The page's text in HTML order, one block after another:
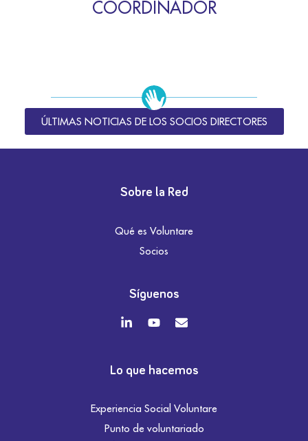
COORDINADOR
ÚLTIMAS NOTICIAS DE LOS SOCIOS DIRECTORES
Sobre la Red
Qué es Voluntare
Socios
Síguenos
Lo que hacemos
Experiencia Social Voluntare
Punto de voluntariado